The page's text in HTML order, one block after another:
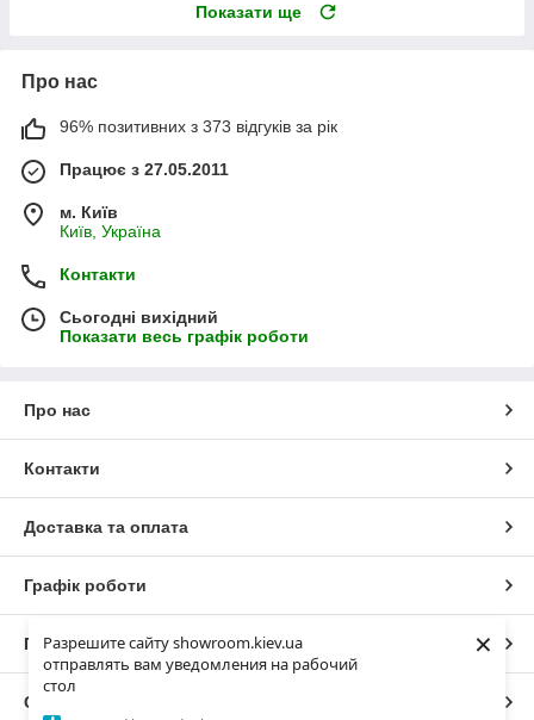
Разрешите сайту showroom.kiev.ua
отправлять вам уведомления на рабочий
стол
×
Показати ще
Про нас
96% позитивних з 373 відгуків за рік
Працює з 27.05.2011
м. Київ
Київ, Україна
Контакти
Сьогодні вихідний
Показати весь графік роботи
Про нас
Контакти
Доставка та оплата
Графік роботи
Повна версія сайту
Сайт створено на маркетплейсі